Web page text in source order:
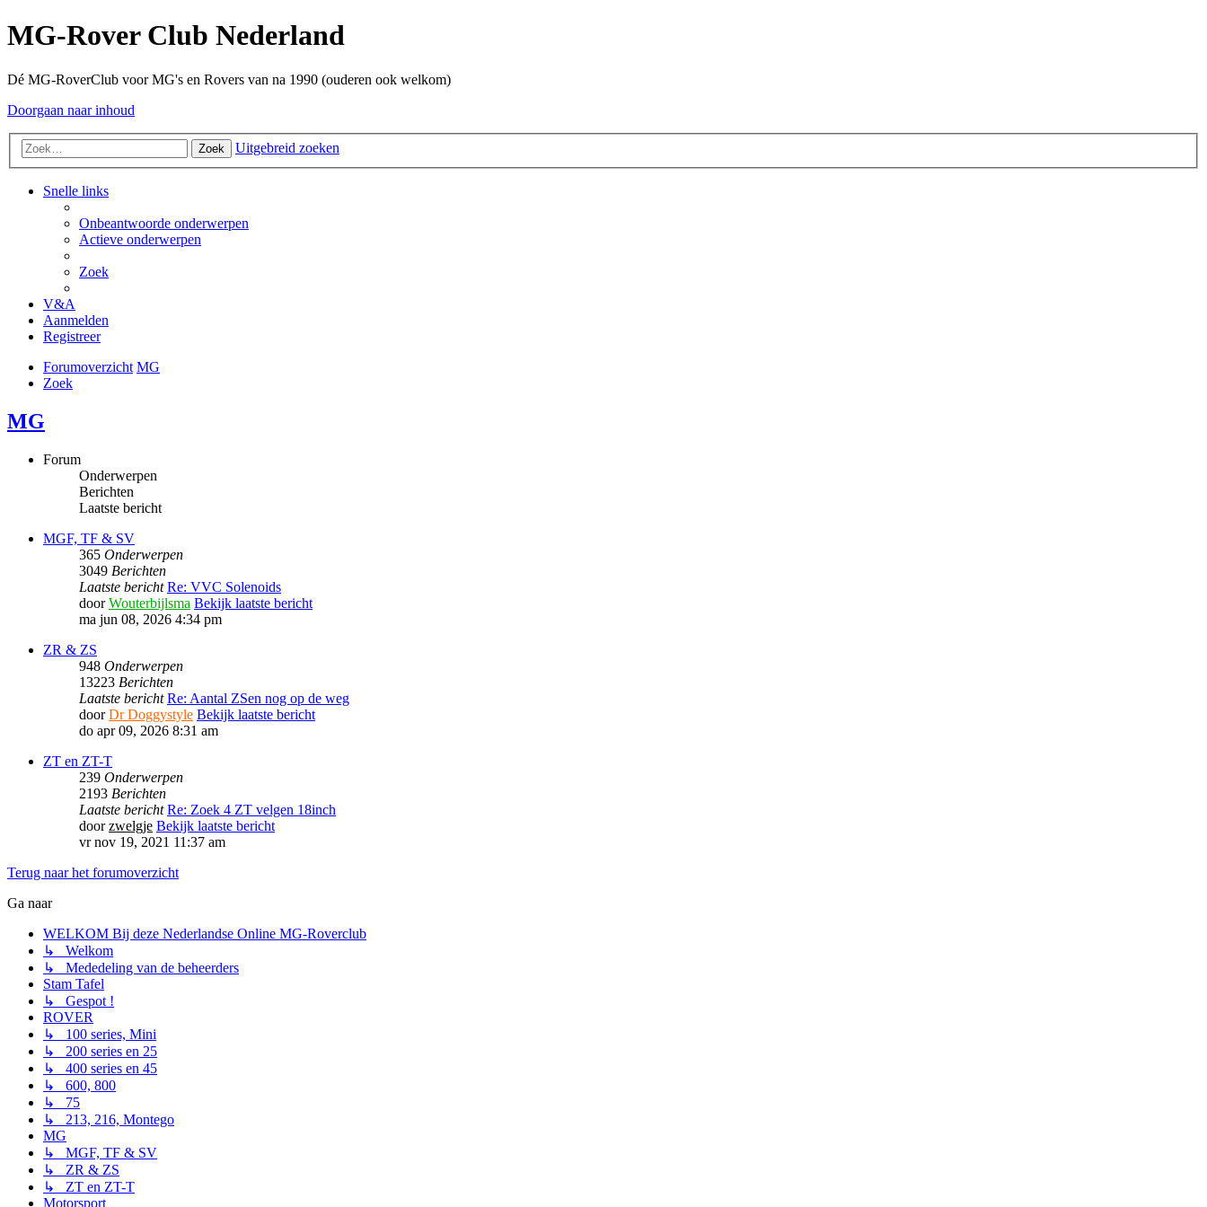
MG-Rover Club Nederland
Dé MG-RoverClub voor MG's en Rovers van na 1990 (ouderen ook welkom)
Doorgaan naar inhoud
Zoek Uitgebreid zoeken
Snelle links
Onbeantwoorde onderwerpen
Actieve onderwerpen
Zoek
V&A
Aanmelden
Registreer
Forumoverzicht MG
Zoek
MG
Forum
Onderwerpen
Berichten
Laatste bericht
MGF, TF & SV
365 Onderwerpen
3049 Berichten
Laatste bericht Re: VVC Solenoids
doorWouterbijlsma Bekijk laatste bericht
ma jun 08, 2026 4:34 pm
ZR & ZS
948 Onderwerpen
13223 Berichten
Laatste bericht Re: Aantal ZSen nog op de weg
doorDr Doggystyle Bekijk laatste bericht
do apr 09, 2026 8:31 am
ZT en ZT-T
239 Onderwerpen
2193 Berichten
Laatste bericht Re: Zoek 4 ZT velgen 18inch
doorzwelgje Bekijk laatste bericht
vr nov 19, 2021 11:37 am
Terug naar het forumoverzicht
Ga naar
WELKOM Bij deze Nederlandse Online MG-Roverclub
↳ Welkom
↳ Mededeling van de beheerders
Stam Tafel
↳ Gespot !
ROVER
↳ 100 series, Mini
↳ 200 series en 25
↳ 400 series en 45
↳ 600, 800
↳ 75
↳ 213, 216, Montego
MG
↳ MGF, TF & SV
↳ ZR & ZS
↳ ZT en ZT-T
Motorsport